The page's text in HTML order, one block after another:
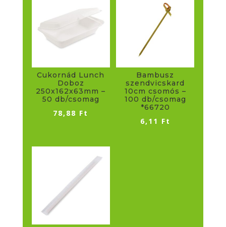
Cukornád Lunch
Doboz
250x162x63mm –
50 db/csomag
78,88 Ft
Bambusz
szendvicskard
10cm csomós –
100 db/csomag
*66720
6,11 Ft